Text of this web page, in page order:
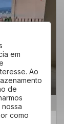
em
Ao
de
como